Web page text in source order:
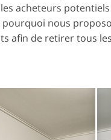
acheteurs
pourquoi nous
afin de retirer tous